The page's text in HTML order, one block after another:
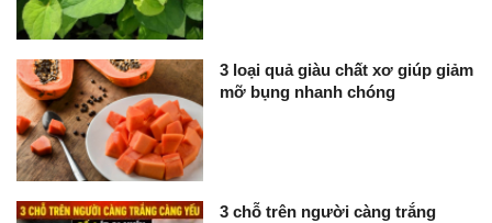
3 loại quả giàu chất xơ giúp giảm
mỡ bụng nhanh chóng
3 chỗ trên người càng trắng